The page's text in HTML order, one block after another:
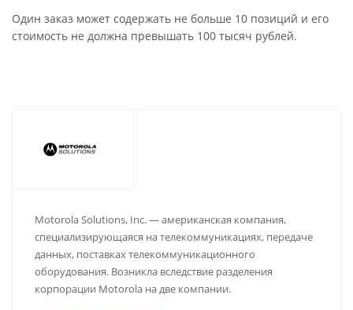
Один заказ может содержать не больше 10 позиций и его
стоимость не должна превышать 100 тысяч рублей.
Motorola Solutions, Inc. — американская компания,
специализирующаяся на телекоммуникациях, передаче
данных, поставках телекоммуникационного
оборудования. Возникла вследствие разделения
корпорации Motorola на две компании.